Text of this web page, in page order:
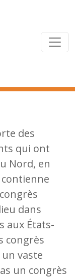
des
qui ont
Nord, en
dans
aux États-
congrès
vaste
un congrès